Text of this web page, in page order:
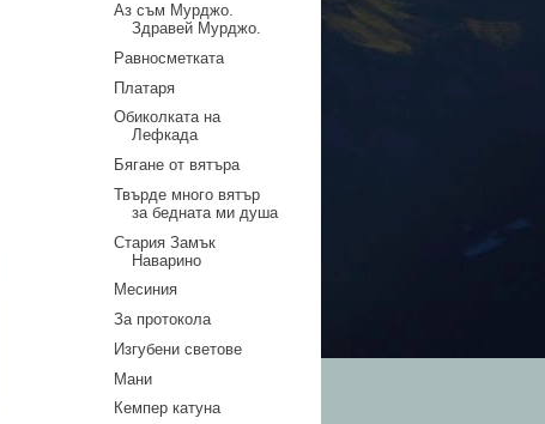
Аз съм Мурджо.
Здравей Мурджо.
Равносметката
Платаря
Обиколката на
Лефкада
Бягане от вятъра
Твърде много вятър
за бедната ми душа
Стария Замък
Наварино
Месиния
За протокола
Изгубени светове
Мани
Кемпер катуна